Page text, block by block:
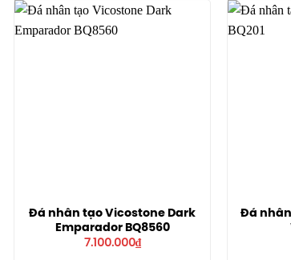
Đá nhân tạo Vicostone Dark
Emparador BQ8560
7.100.000₫
Đá